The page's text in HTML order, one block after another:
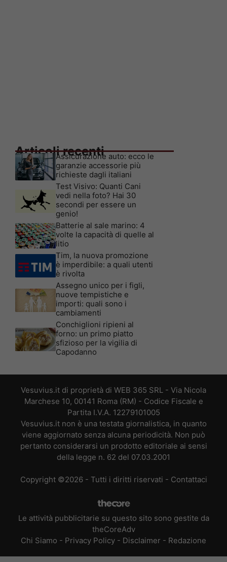
Articoli recenti
Assicurazione auto: ecco le
garanzie accessorie più
richieste dagli italiani
Test Visivo: Quanti Cani
vedi nella foto? Hai 30
secondi per essere un
genio!
Batterie al sale marino: 4
volte la capacità di quelle al
litio
Tim, la nuova promozione
è imperdibile: a quali utenti
è rivolta
Assegno unico per i figli,
nuove tempistiche e
importi: quali sono i
cambiamenti
Conchiglioni ripieni al
forno: un primo piatto
sfizioso per la vigilia di
Capodanno
Vesuvius.it di proprietà di WEB 365 SRL - Via Nicola
Marchese 10, 00141 Roma (RM) - Codice Fiscale e
Partita I.V.A. 12279101005
Vesuvius.it non è una testata giornalistica, in quanto
viene aggiornato senza alcuna periodicità. Non può
pertanto considerarsi un prodotto editoriale ai sensi
della legge n. 62 del 07.03.2001
Copyright ©2026 - Tutti i diritti riservati - Contattaci
Le attività pubblicitarie su questo sito sono gestite da
theCoreAdv
Chi Siamo - Privacy Policy - Disclaimer - Redazione